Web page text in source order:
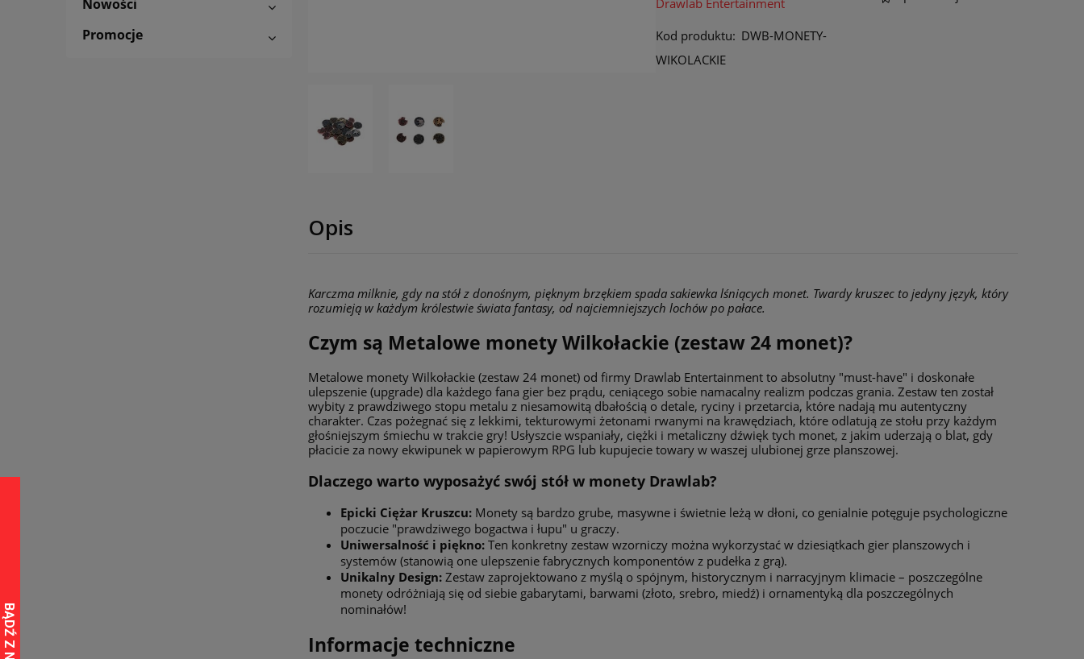
Nowości
Promocje
Drawlab Entertainment
Kod produktu: DWB-MONETY-
WIKOLACKIE
Opis
Karczma milknie, gdy na stół z donośnym, pięknym brzękiem spada sakiewka lśniących monet. Twardy kruszec to jedyny język, który
rozumieją w każdym królestwie świata fantasy, od najciemniejszych lochów po pałace.
Czym są Metalowe monety Wilkołackie (zestaw 24 monet)?
Metalowe monety Wilkołackie (zestaw 24 monet) od firmy Drawlab Entertainment to absolutny "must-have" i doskonałe
ulepszenie (upgrade) dla każdego fana gier bez prądu, ceniącego sobie namacalny realizm podczas grania. Zestaw ten został
wybity z prawdziwego stopu metalu z niesamowitą dbałością o detale, ryciny i przetarcia, które nadają mu autentyczny
charakter. Czas pożegnać się z lekkimi, tekturowymi żetonami rwanymi na krawędziach, które odlatują ze stołu przy każdym
głośniejszym śmiechu w trakcie gry! Usłyszcie wspaniały, ciężki i metaliczny dźwięk tych monet, z jakim uderzają o blat, gdy
płacicie za nowy ekwipunek w papierowym RPG lub kupujecie towary w waszej ulubionej grze planszowej.
Dlaczego warto wyposażyć swój stół w monety Drawlab?
Epicki Ciężar Kruszcu: Monety są bardzo grube, masywne i świetnie leżą w dłoni, co genialnie potęguje psychologiczne
poczucie "prawdziwego bogactwa i łupu" u graczy.
Uniwersalność i piękno: Ten konkretny zestaw wzorniczy można wykorzystać w dziesiątkach gier planszowych i
systemów (stanowią one ulepszenie fabrycznych komponentów z pudełka z grą).
Unikalny Design: Zestaw zaprojektowano z myślą o spójnym, historycznym i narracyjnym klimacie – poszczególne
monety odróżniają się od siebie gabarytami, barwami (złoto, srebro, miedź) i ornamentyką dla poszczególnych
nominałów!
Informacje techniczne